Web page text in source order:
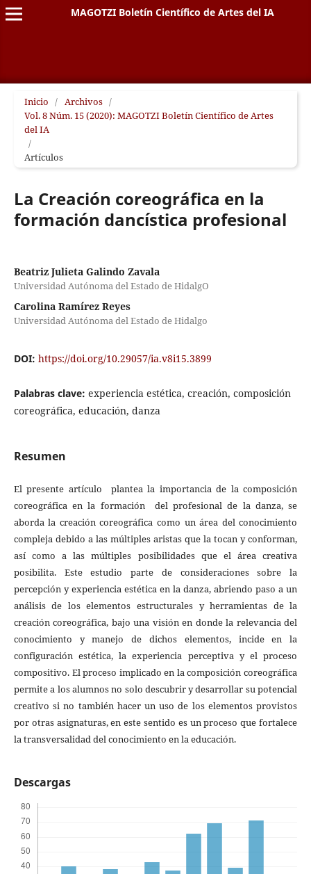
MAGOTZI Boletín Científico de Artes del IA
Inicio / Archivos /
Vol. 8 Núm. 15 (2020): MAGOTZI Boletín Científico de Artes
del IA
/
Artículos
La Creación coreográfica en la
formación dancística profesional
Beatriz Julieta Galindo Zavala
Universidad Autónoma del Estado de HidalgO
Carolina Ramírez Reyes
Universidad Autónoma del Estado de Hidalgo
DOI: https://doi.org/10.29057/ia.v8i15.3899
Palabras clave: experiencia estética, creación, composición
coreográfica, educación, danza
Resumen
El presente artículo plantea la importancia de la composición
coreográfica en la formación del profesional de la danza, se
aborda la creación coreográfica como un área del conocimiento
compleja debido a las múltiples aristas que la tocan y conforman,
así como a las múltiples posibilidades que el área creativa
posibilita. Este estudio parte de consideraciones sobre la
percepción y experiencia estética en la danza, abriendo paso a un
análisis de los elementos estructurales y herramientas de la
creación coreográfica, bajo una visión en donde la relevancia del
conocimiento y manejo de dichos elementos, incide en la
configuración estética, la experiencia perceptiva y el proceso
compositivo. El proceso implicado en la composición coreográfica
permite a los alumnos no solo descubrir y desarrollar su potencial
creativo si no también hacer un uso de los elementos provistos
por otras asignaturas, en este sentido es un proceso que fortalece
la transversalidad del conocimiento en la educación.
Descargas